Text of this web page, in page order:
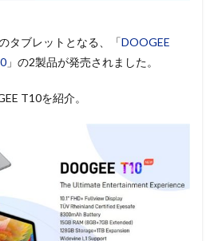
タブレットとなる、「DOOGEE
」の2製品が発売されました。
T10を紹介。